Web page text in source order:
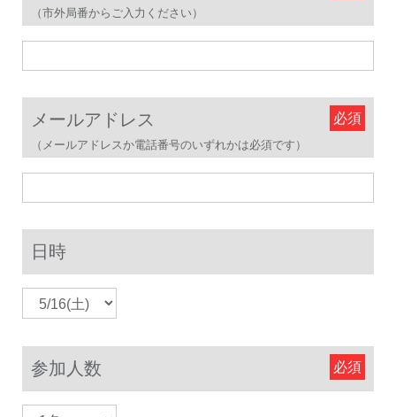
（市外局番からご入力ください）
メールアドレス
（メールアドレスか電話番号のいずれかは必須です）
日時
参加人数